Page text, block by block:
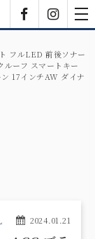
フルLED 前後ソナー
ルーフ スマートキー
17インチAW ダイナ
2024.01.21